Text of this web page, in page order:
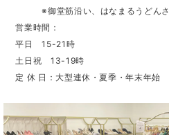
※御堂筋沿い、はなまるうどんさ
営業時間：
平日 15-21時
土日祝 13-19時
定 休 日：大型連休・夏季・年末年始